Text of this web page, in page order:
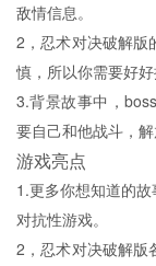
敌情信息。
2，忍术对决破解版
慎，所以你需要好
3.背景故事中，
要自己和他战斗，解
游戏亮点
1.更多你想知道的
对抗性游戏。
2，忍术对决破解版